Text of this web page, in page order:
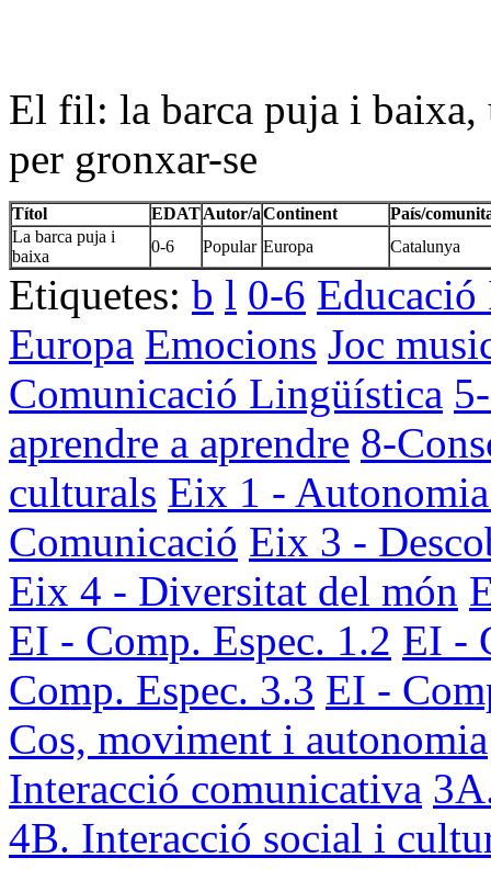
El fil: la barca puja i baixa,
per gronxar-se
Títol EDATAutor/aContinent
País/
La barca puja i
baixa
0-6 Popular Europa Catalunya
Etiquetes: b l 0-6
Europa Emocions Joc
Comunicació Lingüística
aprendre a aprendre 8-
culturals Eix 1 -
Comunicació Eix 3 -
Eix 4 - Diversitat del món
EI - Comp. Espec. 1.2 EI -
Comp. Espec. 3.3 EI -
Cos, moviment i autonomia
Interacció comunicativa
4B. Interacció social i